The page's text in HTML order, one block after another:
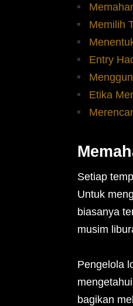
Memilih
Entry
Etika
Setiap
Untuk
biasanya
musim
Pengelola
bagikan